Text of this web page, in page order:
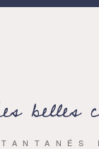
belles